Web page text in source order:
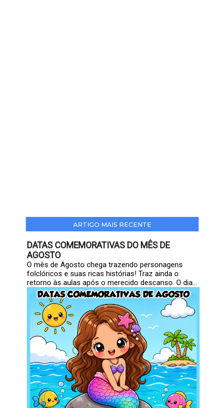
ARTIGO MAIS RECENTE
DATAS COMEMORATIVAS DO MÊS DE
AGOSTO
O mês de Agosto chega trazendo personagens
folclóricos e suas ricas histórias! Traz ainda o
retorno às aulas após o merecido descanso. O dia...